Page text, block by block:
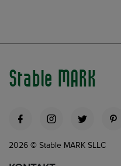
Stable MARK
2026 © Stable MARK SLLC